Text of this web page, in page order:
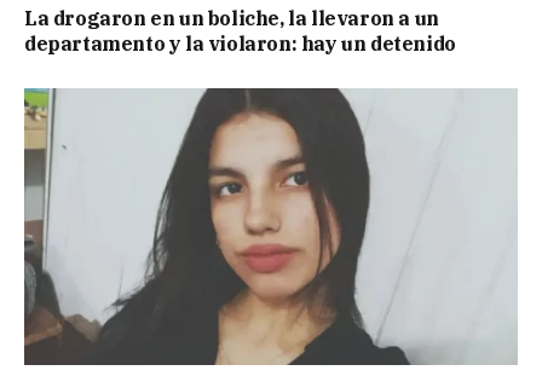
La drogaron en un boliche, la llevaron a un
departamento y la violaron: hay un detenido